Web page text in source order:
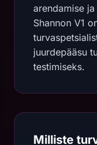
arendamise
Shannon V1
juurdepääsu
testimiseks.
Milliste